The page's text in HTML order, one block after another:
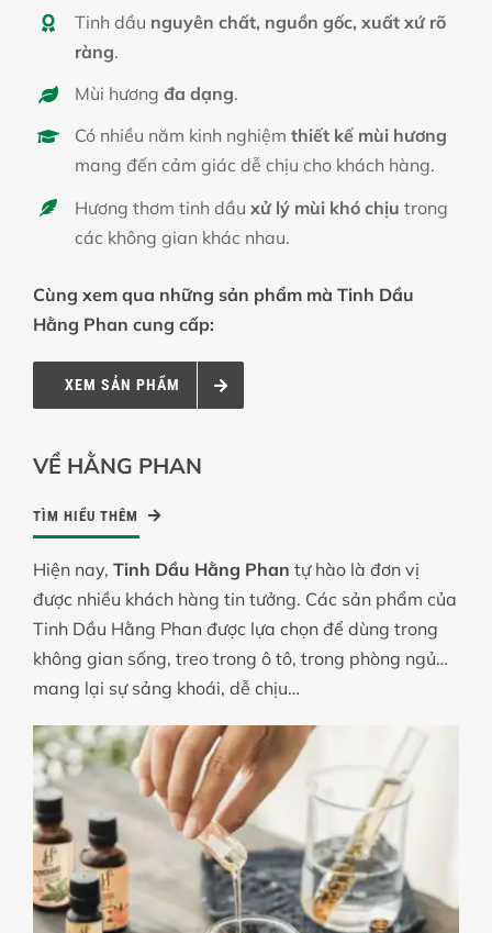
Tinh dầu nguyên chất, nguồn gốc, xuất xứ rõ
ràng.
Mùi hươngđa dạng.
Có nhiều năm kinh nghiệmthiết kế mùi hương
mang đến cảm giác dễ chịu cho khách hàng.
Hương thơm tinh dầuxử lý mùi khó chịu trong
các không gian khác nhau.
Cùng xem qua những sản phẩm mà Tinh Dầu
Hằng Phan cung cấp:
XEM SẢN PHẨM
VỀ HẰNG PHAN
TÌM HIỂU THÊM
Hiện nay, Tinh Dầu Hằng Phan tự hào là đơn vị
được nhiều khách hàng tin tưởng. Các sản phẩm của
Tinh Dầu Hằng Phan được lựa chọn để dùng trong
không gian sống, treo trong ô tô, trong phòng ngủ…
mang lại sự sảng khoái, dễ chịu…